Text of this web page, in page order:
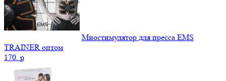
Миостимулятор для пресса EMS
TRAINER оптом
170. p